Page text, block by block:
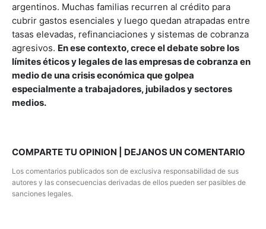
argentinos. Muchas familias recurren al crédito para
cubrir gastos esenciales y luego quedan atrapadas entre
tasas elevadas, refinanciaciones y sistemas de cobranza
agresivos. En ese contexto, crece el debate sobre los
límites éticos y legales de las empresas de cobranza en
medio de una crisis económica que golpea
especialmente a trabajadores, jubilados y sectores
medios.
COMPARTE TU OPINION | DEJANOS UN COMENTARIO
Los comentarios publicados son de exclusiva responsabilidad de sus
autores y las consecuencias derivadas de ellos pueden ser pasibles de
sanciones legales.